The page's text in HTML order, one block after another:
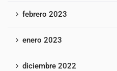
febrero 2023
enero 2023
diciembre 2022